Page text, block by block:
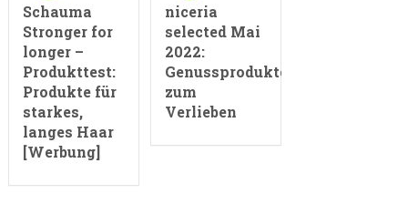
Schauma
Stronger for
longer –
Produkttest:
Produkte für
starkes,
langes Haar
[Werbung]
niceria
selected Mai
2022:
Genussprodukte
zum
Verlieben